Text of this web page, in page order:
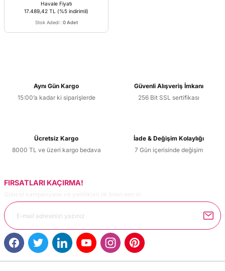
Havale Fiyatı
17.489,42 TL (%5 indirimli)
Stok Adedi : 0 Adet
Aynı Gün Kargo
15:00’a kadar ki siparişlerde
Güvenli Alışveriş İmkanı
256 Bit SSL sertifikası
Ücretsiz Kargo
8000 TL ve üzeri kargo bedava
İade & Değişim Kolaylığı
7 Gün içerisinde değişim
FIRSATLARI KAÇIRMA!